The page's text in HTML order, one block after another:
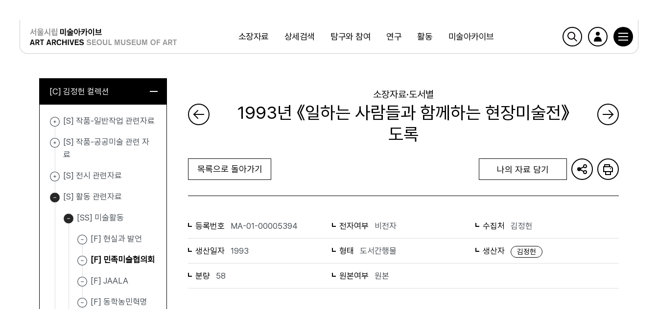
소장자료 상세검색 탐구와 참여 연구 활동 미술아카이브
검색
로그인
[C] 김정헌 컬렉션
[S] 작품-일반작업 관련자료
[S] 작품-공공미술 관련 자
료
[S] 전시 관련자료
[S] 활동 관련자료
[SS] 미술활동
[F] 현실과 발언
[F] 민족미술협의회
[F] JAALA
[F] 동학농민혁명
소장자료·도서별
1993년 《일하는 사람들과 함께하는 현장미술전》
도록
목록으로 돌아가기 나의 자료 담기
등록번호 MA-01-00005394 전자여부 비전자 수집처 김정헌
생산일자 1993 형태 도서간행물 생산자 김정헌
분량 58 원본여부 원본